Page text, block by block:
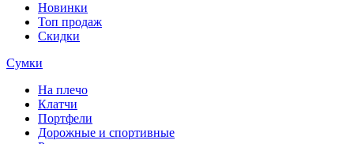
Новинки
Топ продаж
Скидки
Сумки
На плечо
Клатчи
Портфели
Дорожные и спортивные